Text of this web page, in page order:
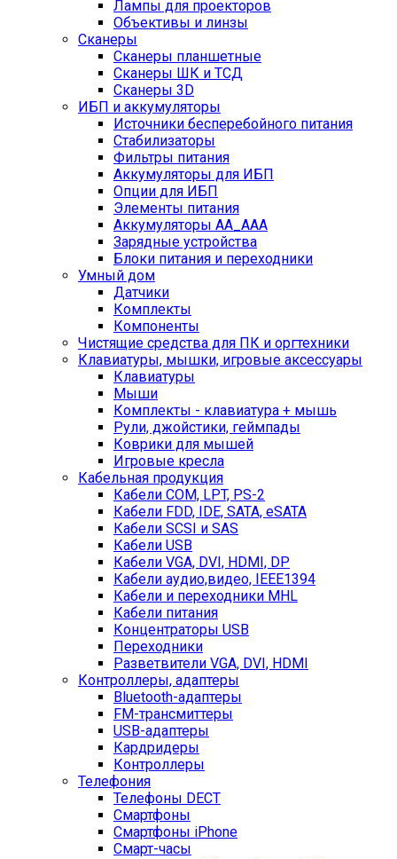
Лампы для проекторов
Объективы и линзы
Сканеры
Сканеры планшетные
Сканеры ШК и ТСД
Сканеры 3D
ИБП и аккумуляторы
Источники бесперебойного питания
Стабилизаторы
Фильтры питания
Аккумуляторы для ИБП
Опции для ИБП
Элементы питания
Аккумуляторы AA_AAA
Зарядные устройства
Блоки питания и переходники
Умный дом
Датчики
Комплекты
Компоненты
Чистящие средства для ПК и оргтехники
Клавиатуры, мышки, игровые аксессуары
Клавиатуры
Мыши
Комплекты - клавиатура + мышь
Рули, джойстики, геймпады
Коврики для мышей
Игровые кресла
Кабельная продукция
Кабели COM, LPT, PS-2
Кабели FDD, IDE, SATA, eSATA
Кабели SCSI и SAS
Кабели USB
Кабели VGA, DVI, HDMI, DP
Кабели аудио,видео, IEEE1394
Кабели и переходники MHL
Кабели питания
Концентраторы USB
Переходники
Разветвители VGA, DVI, HDMI
Контроллеры, адаптеры
Bluetooth-адаптеры
FM-трансмиттеры
USB-адаптеры
Кардридеры
Контроллеры
Телефония
Телефоны DECT
Смартфоны
Смартфоны iPhone
Смарт-часы